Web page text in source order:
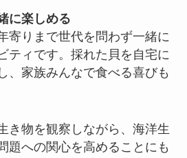
に楽しめる
寄りまで世代を問わず一緒に
ティです。採れた貝を自宅に
、家族みんなで食べる喜びも
き物を観察しながら、海洋生
題への関心を高めることにも